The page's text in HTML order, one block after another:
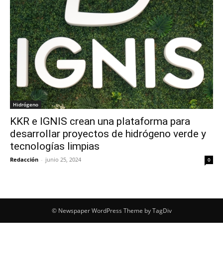
Hidrógeno
KKR e IGNIS crean una plataforma para
desarrollar proyectos de hidrógeno verde y
tecnologías limpias
Redacción - junio 25, 2024 0
© Newspaper WordPress Theme by TagDiv